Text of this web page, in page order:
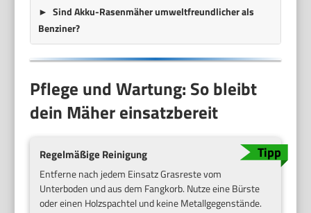
Sind Akku-Rasenmäher umweltfreundlicher als
Benziner?
Pflege und Wartung: So bleibt
dein Mäher einsatzbereit
Regelmäßige Reinigung
Entferne nach jedem Einsatz Grasreste vom
Unterboden und aus dem Fangkorb. Nutze eine Bürste
oder einen Holzspachtel und keine Metallgegenstände.